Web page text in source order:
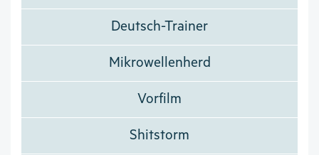
Deutsch-Trainer
Mikrowellenherd
Vorfilm
Shitstorm